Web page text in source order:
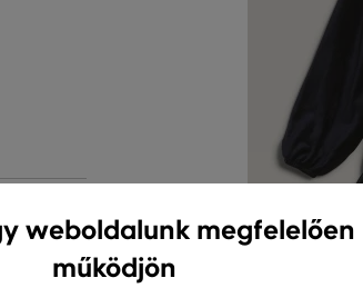
weboldalunk megfelelően
működjön